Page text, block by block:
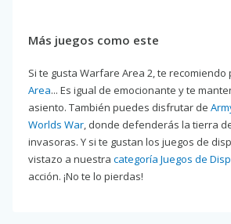
Más juegos como este
Si te gusta Warfare Area 2, te recomiendo
Area... Es igual de emocionante y te
asiento. También puedes disfrutar de
Worlds War, donde defenderás la tierra
invasoras. Y si te gustan los juegos de
vistazo a nuestra categoría Juegos de
acción. ¡No te lo pierdas!